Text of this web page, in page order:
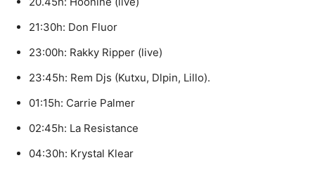
21:30h: Don Fluor
23:00h: Rakky Ripper (live)
23:45h: Rem Djs (Kutxu, Dlpin, Lillo).
01:15h: Carrie Palmer
02:45h: La Resistance
04:30h: Krystal Klear